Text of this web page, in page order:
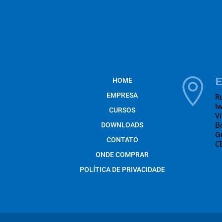
HOME
EMPRESA
CURSOS
DOWNLOADS
CONTATO
ONDE COMPRAR
POLÍTICA DE PRIVACIDADE
